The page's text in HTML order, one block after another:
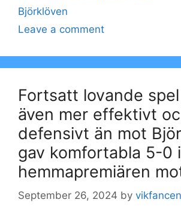
Tags
Björklöven
Leave a comment
Fortsatt lovande
även mer effektivt
defensivt än mot
gav komfortabla 5-0 i
hemmapremiären
September 26, 2024 by